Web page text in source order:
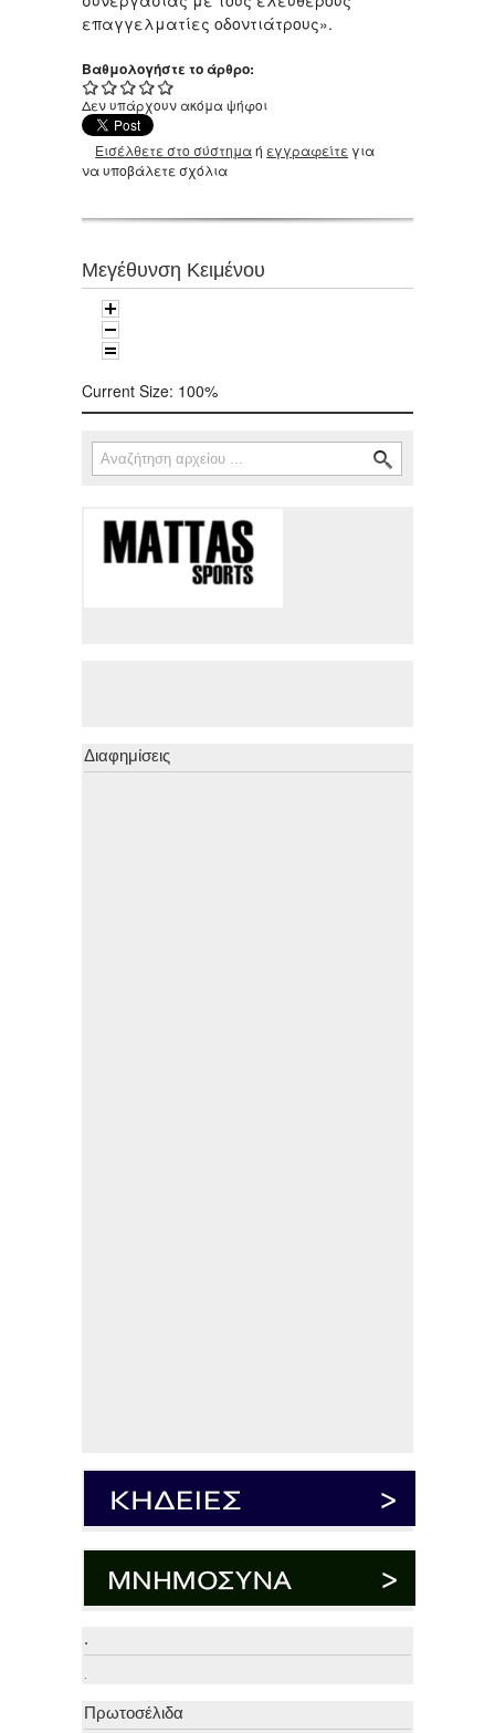
επαγγελματίες οδοντιάτρους».
Βαθμολογήστε το άρθρο:
Δεν υπάρχουν ακόμα ψήφοι
Εισέλθετε στο σύστημαή εγγραφείτε για
να υποβάλετε σχόλια
Μεγέθυνση Κειμένου
Current Size: 100%
Φόρμα αναζήτησης
Αναζήτηση
Διαφημίσεις
.
.
Πρωτοσέλιδα